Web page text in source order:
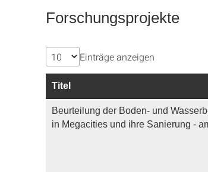
Forschungsprojekte
Einträge anzeigen
Titel
Beurteilung der Boden- und
in Megacities und ihre Sanierung -